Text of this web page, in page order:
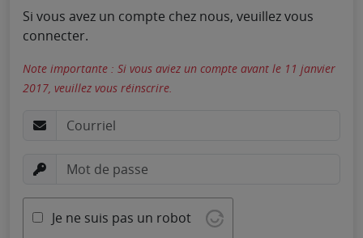
Si vous avez un compte chez nous, veuillez vous
connecter.
Note importante : Si vous aviez un compte avant le 11 janvier
2017, veuillez vous réinscrire.
Je ne suis pas un robot